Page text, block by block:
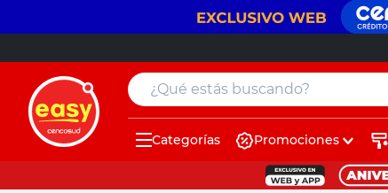
¿Qué estás buscando?
Categorías Promociones
muebles